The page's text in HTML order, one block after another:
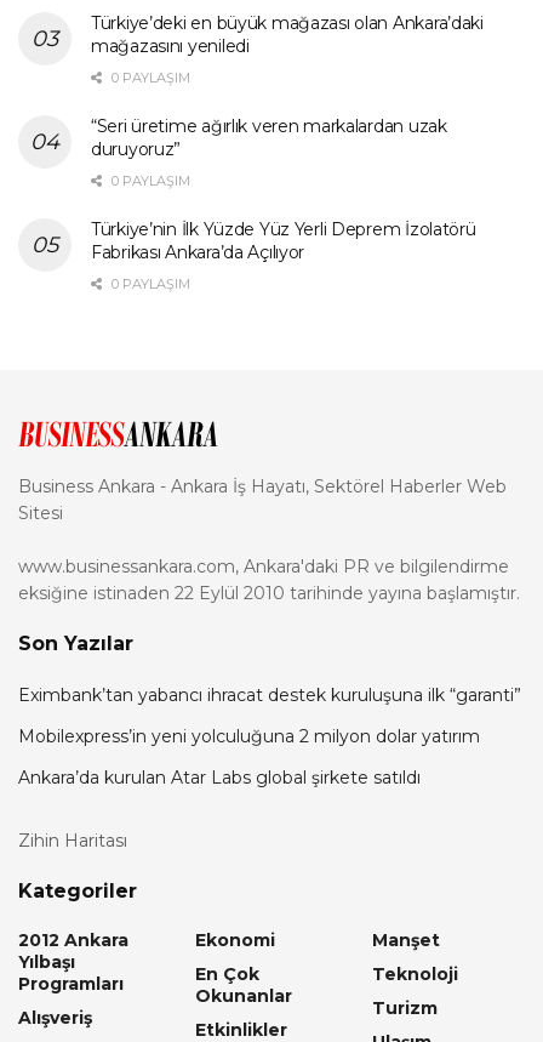
Türkiye’deki en büyük mağazası olan Ankara’daki
mağazasını yeniledi
0 PAYLAŞIM
“Seri üretime ağırlık veren markalardan uzak
duruyoruz”
0 PAYLAŞIM
Türkiye’nin İlk Yüzde Yüz Yerli Deprem İzolatörü
Fabrikası Ankara’da Açılıyor
0 PAYLAŞIM
Business Ankara - Ankara İş Hayatı, Sektörel Haberler Web
Sitesi
www.businessankara.com, Ankara'daki PR ve bilgilendirme
eksiğine istinaden 22 Eylül 2010 tarihinde yayına başlamıştır.
Son Yazılar
Eximbank’tan yabancı ihracat destek kuruluşuna ilk “garanti”
Mobilexpress’in yeni yolculuğuna 2 milyon dolar yatırım
Ankara’da kurulan Atar Labs global şirkete satıldı
Zihin Haritası
Kategoriler
2012 Ankara
Yılbaşı
Programları
Alışveriş
Ekonomi
En Çok
Okunanlar
Etkinlikler
Manşet
Teknoloji
Turizm